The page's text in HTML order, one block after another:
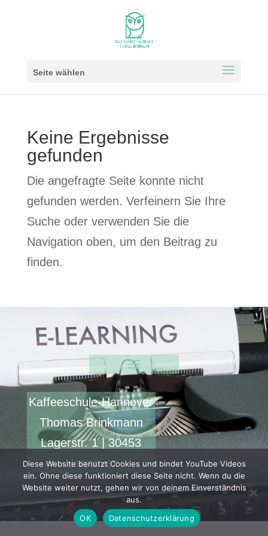
Seite wählen
Keine Ergebnisse
gefunden
Die angefragte Seite konnte nicht
gefunden werden. Verfeinern Sie Ihre
Suche oder verwenden Sie die
Navigation oben, um den Beitrag zu
finden.
Kaffeeschule-Hannover
Thomas Brinkmann
Lagerstr. 1 | 30453
Hannover
Diese Website benutzt Cookies und bindet YouTube Videos
ein. Ohne diese funktioniert diese Seite nicht. Wenn du die
Website weiter nutzt, gehen wir von deinem Einverständnis
aus.
OK
Datenschutzerklärung